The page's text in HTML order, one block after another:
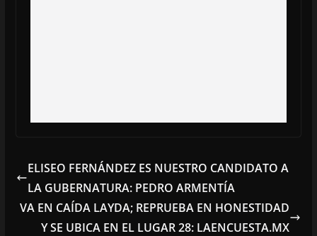
ELISEO FERNÁNDEZ ES NUESTRO CANDIDATO A
LA GUBERNATURA: PEDRO ARMENTÍA
VA EN CAÍDA LAYDA; REPRUEBA EN HONESTIDAD
Y SE UBICA EN EL LUGAR 28: LAENCUESTA.MX